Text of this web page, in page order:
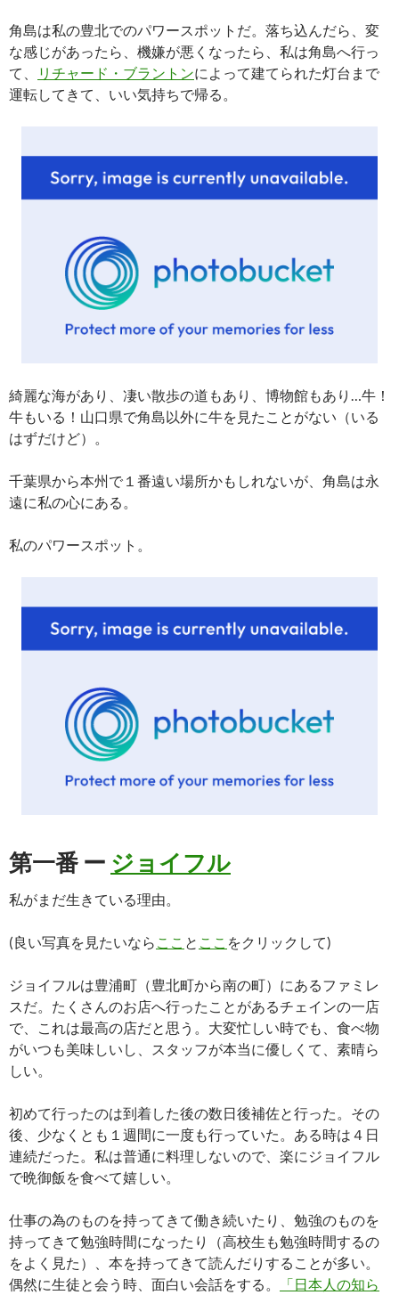
角島は私の豊北でのパワースポットだ。落ち込んだら、変
な感じがあったら、機嫌が悪くなったら、私は角島へ行っ
て、
リチャード・ブラントンによって建てられた灯台まで
運転してきて、いい気持ちで帰る。
綺麗な海があり、凄い散歩の道もあり、博物館もあり…牛！
牛もいる！山口県で角島以外に牛を見たことがない（いる
はずだけど）。
千葉県から本州で１番遠い場所かもしれないが、角島は永
遠に私の心にある。
私のパワースポット。
第一番 ー ジョイフル
私がまだ生きている理由。
(良い写真を見たいなら ここ と ここ をクリックして)
ジョイフルは豊浦町（豊北町から南の町）にあるファミレ
スだ。たくさんのお店へ行ったことがあるチェインの一店
で、これは最高の店だと思う。大変忙しい時でも、食べ物
がいつも美味しいし、スタッフが本当に優しくて、素晴ら
しい。
初めて行ったのは到着した後の数日後補佐と行った。その
後、少なくとも１週間に一度も行っていた。ある時は４日
連続だった。私は普通に料理しないので、楽にジョイフル
で晩御飯を食べて嬉しい。
仕事の為のものを持ってきて働き続いたり、勉強のものを
持ってきて勉強時間になったり（高校生も勉強時間するの
をよく見た）、本を持ってきて読んだりすることが多い。
偶然に生徒と会う時、面白い会話をする。
「日本人の知ら